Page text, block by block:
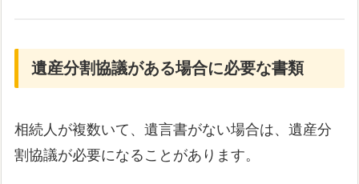
遺産分割協議がある場合に必要な書類
相続人が複数いて、遺言書がない場合は、遺産分
割協議が必要になることがあります。